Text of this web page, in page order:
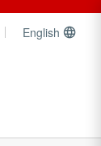
English